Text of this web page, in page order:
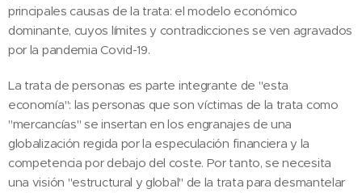
principales causas de la trata: el modelo económico
dominante, cuyos límites y contradicciones se ven agravados
por la pandemia Covid-19.
La trata de personas es parte integrante de "esta
economía": las personas que son víctimas de la trata como
"mercancías" se insertan en los engranajes de una
globalización regida por la especulación financiera y la
competencia por debajo del coste. Por tanto, se necesita
una visión "estructural y global" de la trata para desmantelar